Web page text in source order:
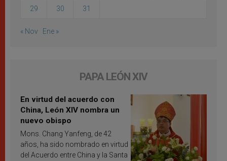
29 30 31
« Nov Ene »
PAPA LEÓN XIV
En virtud del acuerdo con
China, León XIV nombra un
nuevo obispo
Mons. Chang Yanfeng, de 42
años, ha sido nombrado en virtud
del Acuerdo entre China y la Santa